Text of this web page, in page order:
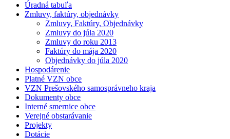
Úradná tabuľa
Zmluvy, faktúry, objednávky
Zmluvy, Faktúry, Objednávky
Zmluvy do júla 2020
Zmluvy do roku 2013
Faktúry do mája 2020
Objednávky do júla 2020
Hospodárenie
Platné VZN obce
VZN Prešovského samosprávneho kraja
Dokumenty obce
Interné smernice obce
Verejné obstarávanie
Projekty
Dotácie